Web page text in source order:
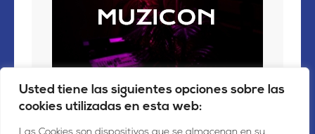
Usted tiene las siguientes opciones sobre las
cookies utilizadas en esta web: